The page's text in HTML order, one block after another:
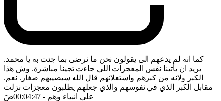
كما انه لم يدعهم الى يقولون نحن ما نرضى بما جئت به يا محمد.
يريد ان يأتينا نفس المعجزات اللي جاءت تجينا مباشرة. وش هذا
الكبر ولانه من كبرهم واستعلائهم قال الله سيصيبهم صغار. نعم.
مقابل الكبر الذي في نفوسهم والذي جعلهم يطلبون معجزات نزلت
على انبياء وهم - 00:04:47 ضَ